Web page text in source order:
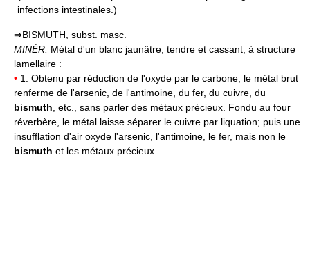
infections intestinales.)
⇒BISMUTH, subst. masc.
MINÉR. Métal d'un blanc jaunâtre, tendre et cassant, à structure
lamellaire :
• 1. Obtenu par réduction de l'oxyde par le carbone, le métal brut
renferme de l'arsenic, de l'antimoine, du fer, du cuivre, du
bismuth , etc., sans parler des métaux précieux. Fondu au four
réverbère, le métal laisse séparer le cuivre par liquation; puis une
insufflation d'air oxyde l'arsenic, l'antimoine, le fer, mais non le
bismuth et les métaux précieux.